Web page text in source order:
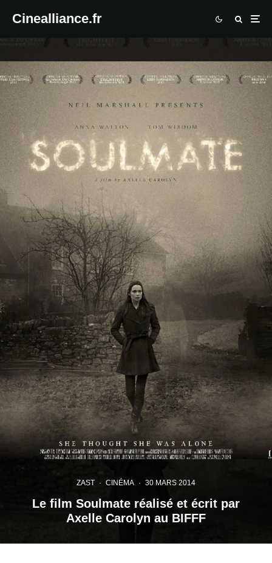
Cinealliance.fr
ZAST · CINÉMA · 30 MARS 2014
Le film Soulmate réalisé et écrit par
Axelle Carolyn au BIFFF